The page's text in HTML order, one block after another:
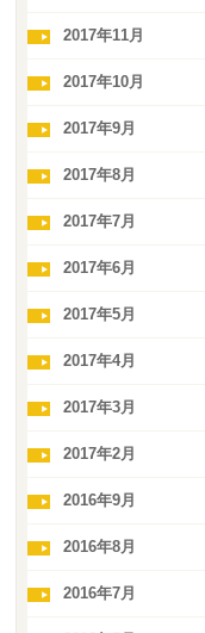
2017年11月
2017年10月
2017年9月
2017年8月
2017年7月
2017年6月
2017年5月
2017年4月
2017年3月
2017年2月
2016年9月
2016年8月
2016年7月